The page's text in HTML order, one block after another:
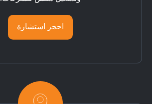
احجز استشارة